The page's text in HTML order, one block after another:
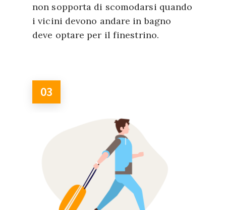
non sopporta di scomodarsi quando
i vicini devono andare in bagno
deve optare per il finestrino.
03